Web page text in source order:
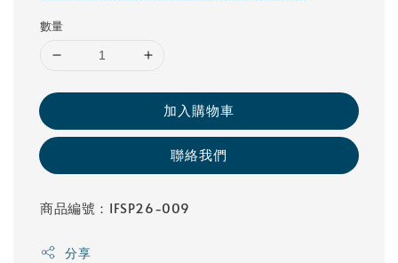
數量
加入購物車
聯絡我們
商品編號：IFSP26-009
分享